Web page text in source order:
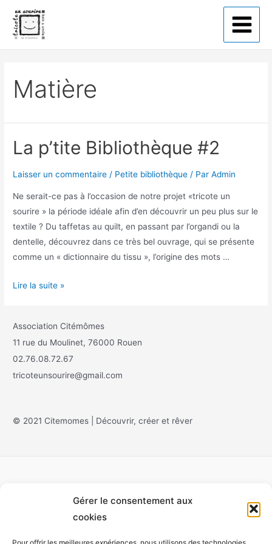
Gérer le consentement aux
cookies
Matière
La p’tite Bibliothèque #2
Laisser un commentaire / Petite bibliothèque / ParAdmin
Ne serait-ce pas à l’occasion de notre projet «tricote un
sourire » la période idéale afin d’en découvrir un peu plus sur le
textile ? Du taffetas au quilt, en passant par l’organdi ou la
dentelle, découvrez dans ce très bel ouvrage, qui se présente
comme un « dictionnaire du tissu », l’origine des mots …
Lire la suite »
Association Citémômes
11 rue du Moulinet, 76000 Rouen
02.76.08.72.67
tricoteunsourire@gmail.com
© 2021 Citemomes | Découvrir, créer et rêver